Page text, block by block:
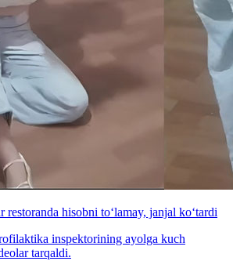
restoranda hisobni to‘lamay, janjal ko‘tardi
inspektorining ayolga kuch
tarqaldi.